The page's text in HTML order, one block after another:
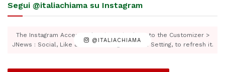
Segui @italiachiama su Instagram
@ITALIACHIAMA
The Instagram Access Token is expired, Go to the Customizer >
JNews : Social, Like & View > Instagram Feed Setting, to refresh it.